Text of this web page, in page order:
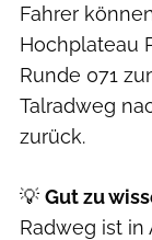
Fahrer
Hochplateau
Runde 071
Talradweg
zurück.
💡 Gut zu
Radweg ist in